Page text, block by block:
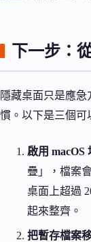
下一步：
隱藏桌面只是應
慣。以下是三個可
啟用 macOS
疊」，檔案
桌面上超過
起來整齊。
把暫存檔案